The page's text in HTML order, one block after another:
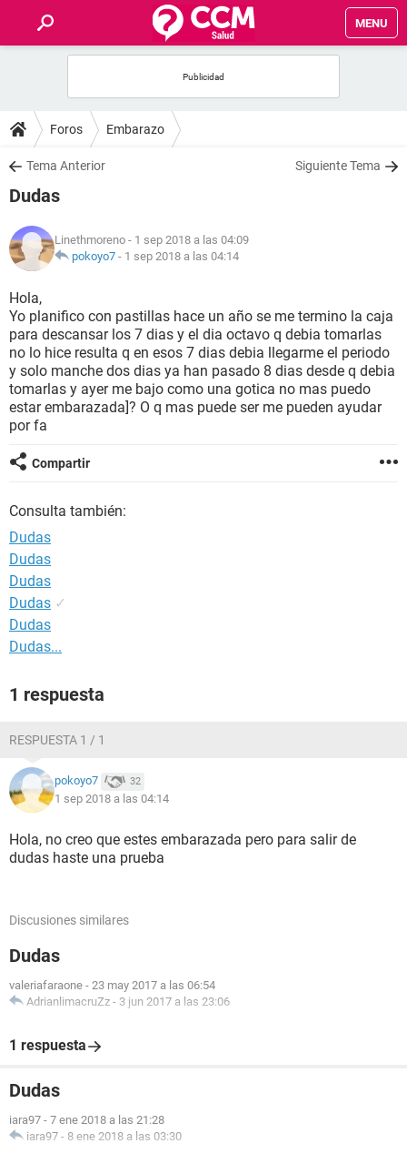
MENU
FOROS
SALUD
NUTRICIÓN
BIENESTAR
SEXUALIDAD
GLOSARIO
Foros Embarazo
Tema Anterior Siguiente Tema
Dudas
Linethmoreno - 1 sep 2018 a las 04:09
pokoyo7 - 1 sep 2018 a las 04:14
Hola,
Yo planifico con pastillas hace un año se me termino la caja
para descansar los 7 dias y el dia octavo q debia tomarlas
no lo hice resulta q en esos 7 dias debia llegarme el periodo
y solo manche dos dias ya han pasado 8 dias desde q debia
tomarlas y ayer me bajo como una gotica no mas puedo
estar embarazada]? O q mas puede ser me pueden ayudar
por fa
Compartir
Consulta también:
Dudas
Dudas
Dudas
Dudas ✓
Dudas
Dudas...
1 respuesta
RESPUESTA 1 / 1
pokoyo7 32
1 sep 2018 a las 04:14
Hola, no creo que estes embarazada pero para salir de
dudas haste una prueba
Discusiones similares
Dudas
valeriafaraone - 23 may 2017 a las 06:54
AdrianlimacruZz - 3 jun 2017 a las 23:06
1 respuesta
Dudas
iara97 - 7 ene 2018 a las 21:28
iara97 - 8 ene 2018 a las 03:30